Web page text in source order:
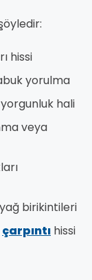
hissi
yorulma
hali
veya
birikintileri
çarpıntı hissi